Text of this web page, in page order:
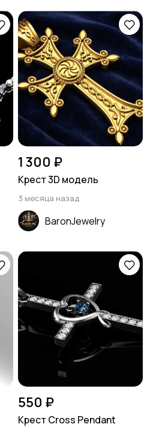
1 300 ₽
Крест 3D модель
3 месяца назад
BaronJewelry
550 ₽
Крест Cross Pendant